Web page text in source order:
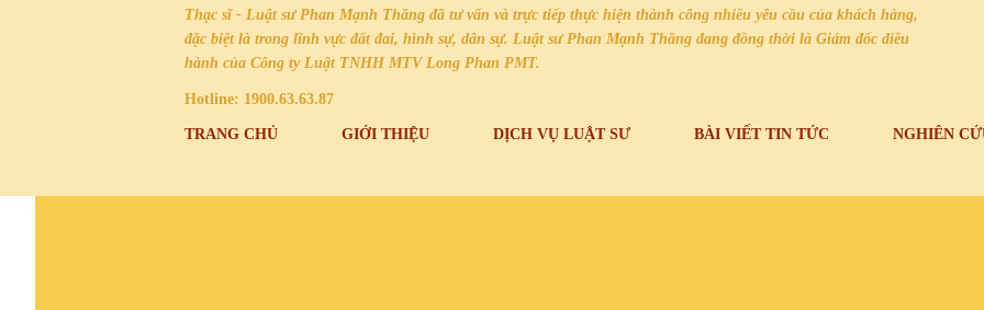
Thạc sĩ - Luật sư Phan Mạnh Thăng đã tư vấn và trực tiếp thực hiện thành công nhiều yêu cầu của khách hàng,
đặc biệt là trong lĩnh vực đất đai, hình sự, dân sự. Luật sư Phan Mạnh Thăng đang đồng thời là Giám đốc điều
hành của Công ty Luật TNHH MTV Long Phan PMT.
Hotline: 1900.63.63.87
TRANG CHỦ GIỚI THIỆU DỊCH VỤ LUẬT SƯ BÀI VIẾT TIN TỨC NGHIÊN